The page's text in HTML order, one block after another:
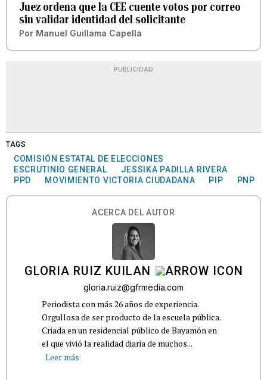
Juez ordena que la CEE cuente votos por correo
sin validar identidad del solicitante
Por Manuel Guillama Capella
PUBLICIDAD
TAGS
COMISIÓN ESTATAL DE ELECCIONES
ESCRUTINIO GENERAL
JESSIKA PADILLA RIVERA
PPD
MOVIMIENTO VICTORIA CIUDADANA PIP PNP
ACERCA DEL AUTOR
GLORIA RUIZ KUILAN
gloria.ruiz@gfrmedia.com
Periodista con más 26 años de experiencia.
Orgullosa de ser producto de la escuela pública.
Criada en un residencial público de Bayamón en
el que vivió la realidad diaria de muchos...
Leer más